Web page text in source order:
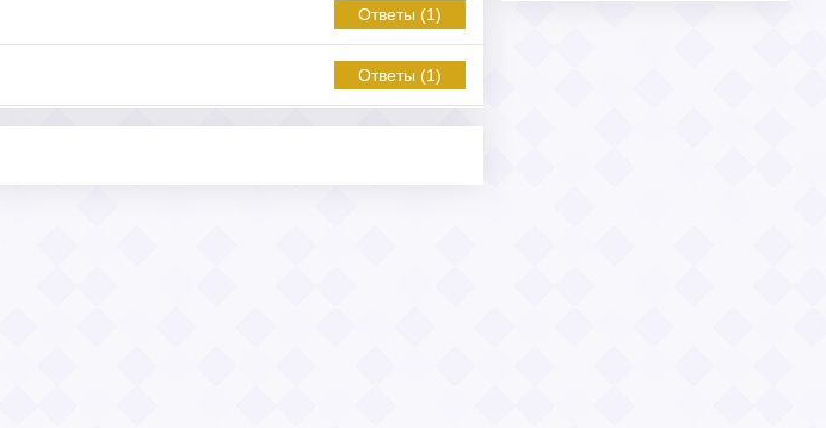
Ответы (1)
Ответы (1)